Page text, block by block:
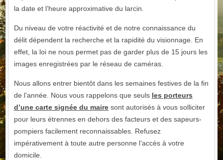
la date et l’heure approximative du larcin.
Du niveau de votre réactivité et de notre connaissance du
délit dépendent la recherche et la rapidité du visionnage. En
effet, la loi ne nous permet pas de garder plus de 15 jours les
images enregistrées par le réseau de caméras.
Nous allons entrer bientôt dans les semaines festives de la fin
de l’année. Nous vous rappelons que seuls les porteurs
d’une carte signée du mairesont autorisés à vous solliciter
pour leurs étrennes en dehors des facteurs et des sapeurs-
pompiers facilement reconnaissables. Refusez
impérativement à toute autre personne l’accès à votre
domicile.